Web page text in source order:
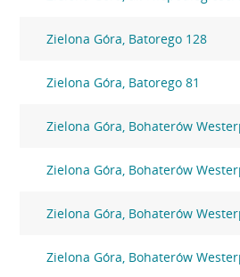
Zielona Góra, Batorego 128
Zielona Góra, Batorego 81
Zielona Góra, Bohaterów
Zielona Góra, Bohaterów
Zielona Góra, Bohaterów
Zielona Góra, Bohaterów